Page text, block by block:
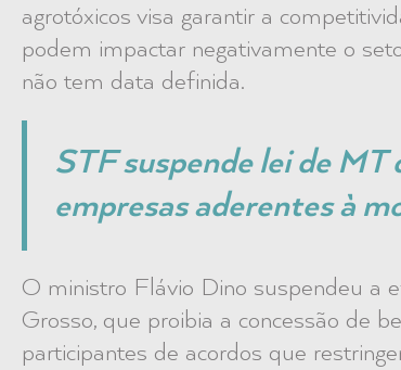
agrotóxicos visa garantir a
podem impactar negativamente o
não tem data definida.
STF suspende lei de
empresas aderentes à
O ministro Flávio Dino suspendeu a
Grosso, que proibia a concessão de
participantes de acordos que